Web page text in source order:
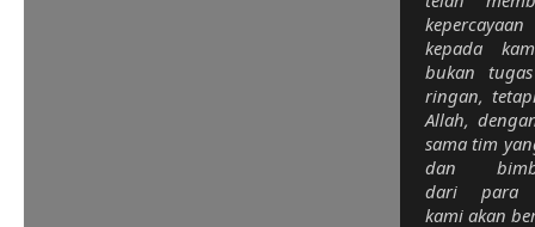
kepada
bukan
ringan,
Allah,
sama tim
dan
dari para
kami akan